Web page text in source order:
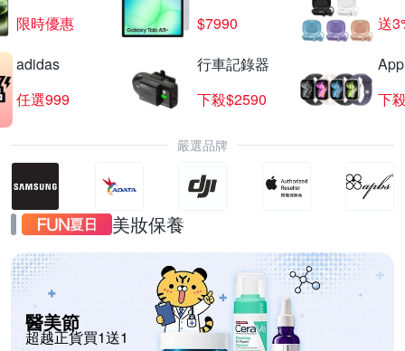
限時優惠
$7990
送
adidas
任選999
行車記錄器
下殺$2590
下
嚴選品牌
美妝保養
醫美節
超越正貨買1送1